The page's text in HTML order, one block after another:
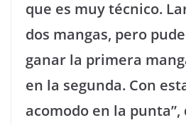
que es muy técnico.
dos mangas, pero
ganar la primera
en la segunda. Con
acomodo en la